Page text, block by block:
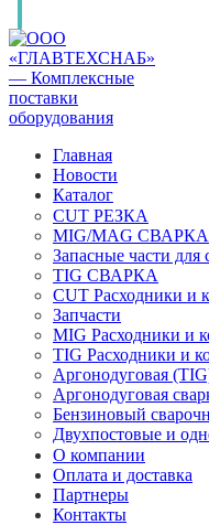
Главная
Новости
Каталог
CUT РЕЗКА
MIG/MAG СВАРКА
Запасные части для
TIG СВАРКА
CUT Расходники и
Запчасти
MIG Расходники и
TIG Расходники и
Аргонодуговая
Аргонодуговая
Бензиновый
Двухпостовые и
О компании
Оплата и доставка
Партнеры
Контакты